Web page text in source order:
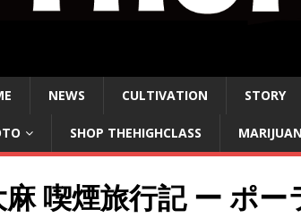
NEWS CULTIVATION STORY
SHOP THEHIGHCLASS
麻 喫煙旅行記 ー ポ